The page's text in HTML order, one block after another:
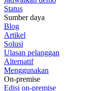
Status
Sumber daya
Blog
Artikel
Solusi
Ulasan pelanggan
Alternatif
Menggunakan
On-premise
Edisi on-premise